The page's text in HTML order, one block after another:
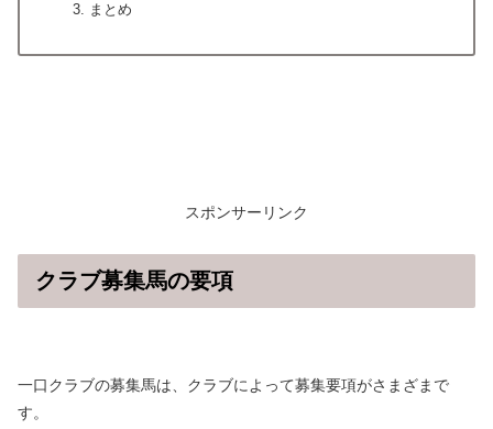
まとめ
スポンサーリンク
クラブ募集馬の要項
一口クラブの募集馬は、クラブによって募集要項がさまざまで
す。